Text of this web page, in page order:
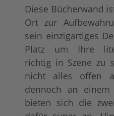
Diese Bücherwand
Ort zur
sein einzigartiges
Platz um Ihre
richtig in Szene zu
nicht alles offen
dennoch an
bieten sich die